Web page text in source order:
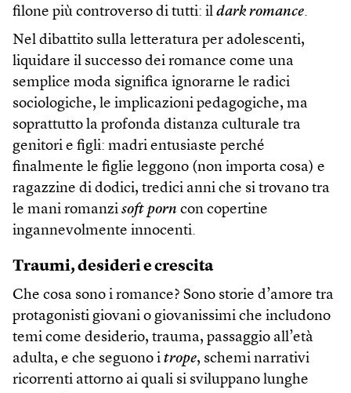
filone più controverso di tutti: il dark romance.
Nel dibattito sulla letteratura per adolescenti,
liquidare il successo dei romance come una
semplice moda significa ignorarne le radici
sociologiche, le implicazioni pedagogiche, ma
soprattutto la profonda distanza culturale tra
genitori e figli: madri entusiaste perché
finalmente le figlie leggono (non importa cosa) e
ragazzine di dodici, tredici anni che si trovano tra
le mani romanzi soft porn con copertine
ingannevolmente innocenti.
Traumi, desideri e crescita
Che cosa sono i romance? Sono storie d’amore tra
protagonisti giovani o giovanissimi che includono
temi come desiderio, trauma, passaggio all’età
adulta, e che seguono i trope, schemi narrativi
ricorrenti attorno ai quali si sviluppano lunghe